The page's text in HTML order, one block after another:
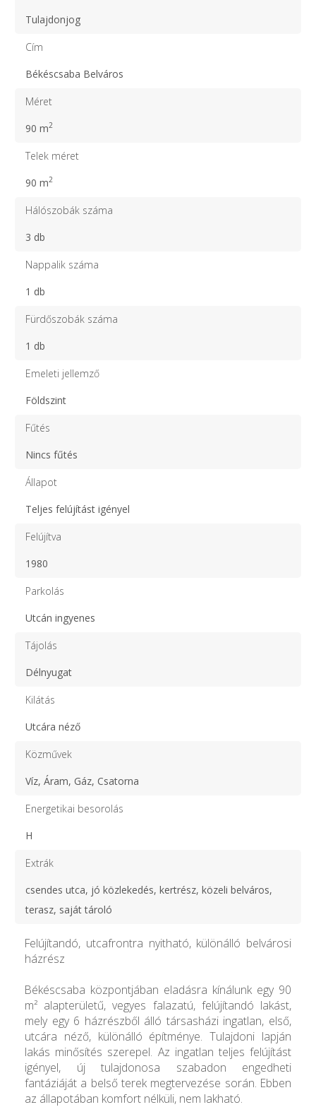
Tulajdonjog
Cím
Békéscsaba Belváros
Méret
90 m2
Telek méret
90 m2
Hálószobák száma
3 db
Nappalik száma
1 db
Fürdőszobák száma
1 db
Emeleti jellemző
Földszint
Fűtés
Nincs fűtés
Állapot
Teljes felújítást igényel
Felújítva
1980
Parkolás
Utcán ingyenes
Tájolás
Délnyugat
Kilátás
Utcára néző
Közművek
Víz, Áram, Gáz, Csatorna
Energetikai besorolás
H
Extrák
csendes utca, jó közlekedés, kertrész, közeli belváros,
terasz, saját tároló
Felújítandó, utcafrontra nyitható, különálló belvárosi
házrész
Békéscsaba központjában eladásra kínálunk egy 90
m² alapterületű, vegyes falazatú, felújítandó lakást,
mely egy 6 házrészből álló társasházi ingatlan, első,
utcára néző, különálló építménye. Tulajdoni lapján
lakás minősítés szerepel. Az ingatlan teljes felújítást
igényel, új tulajdonosa szabadon engedheti
fantáziáját a belső terek megtervezése során. Ebben
az állapotában komfort nélküli, nem lakható.